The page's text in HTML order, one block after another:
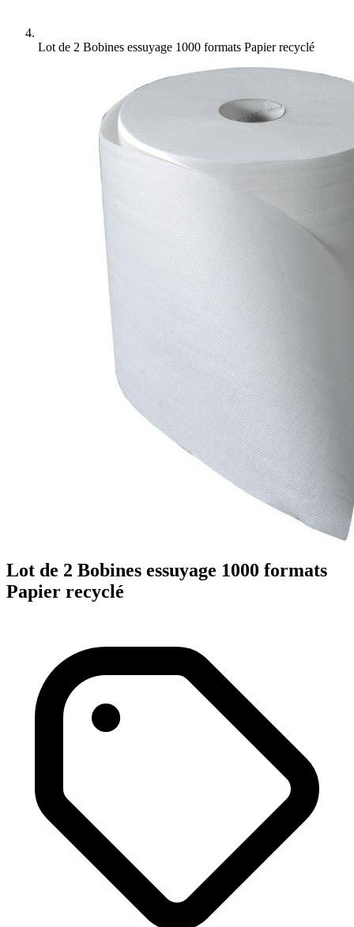
Lot de 2 Bobines essuyage 1000 formats Papier recyclé
Lot de 2 Bobines essuyage 1000 formats
Papier recyclé